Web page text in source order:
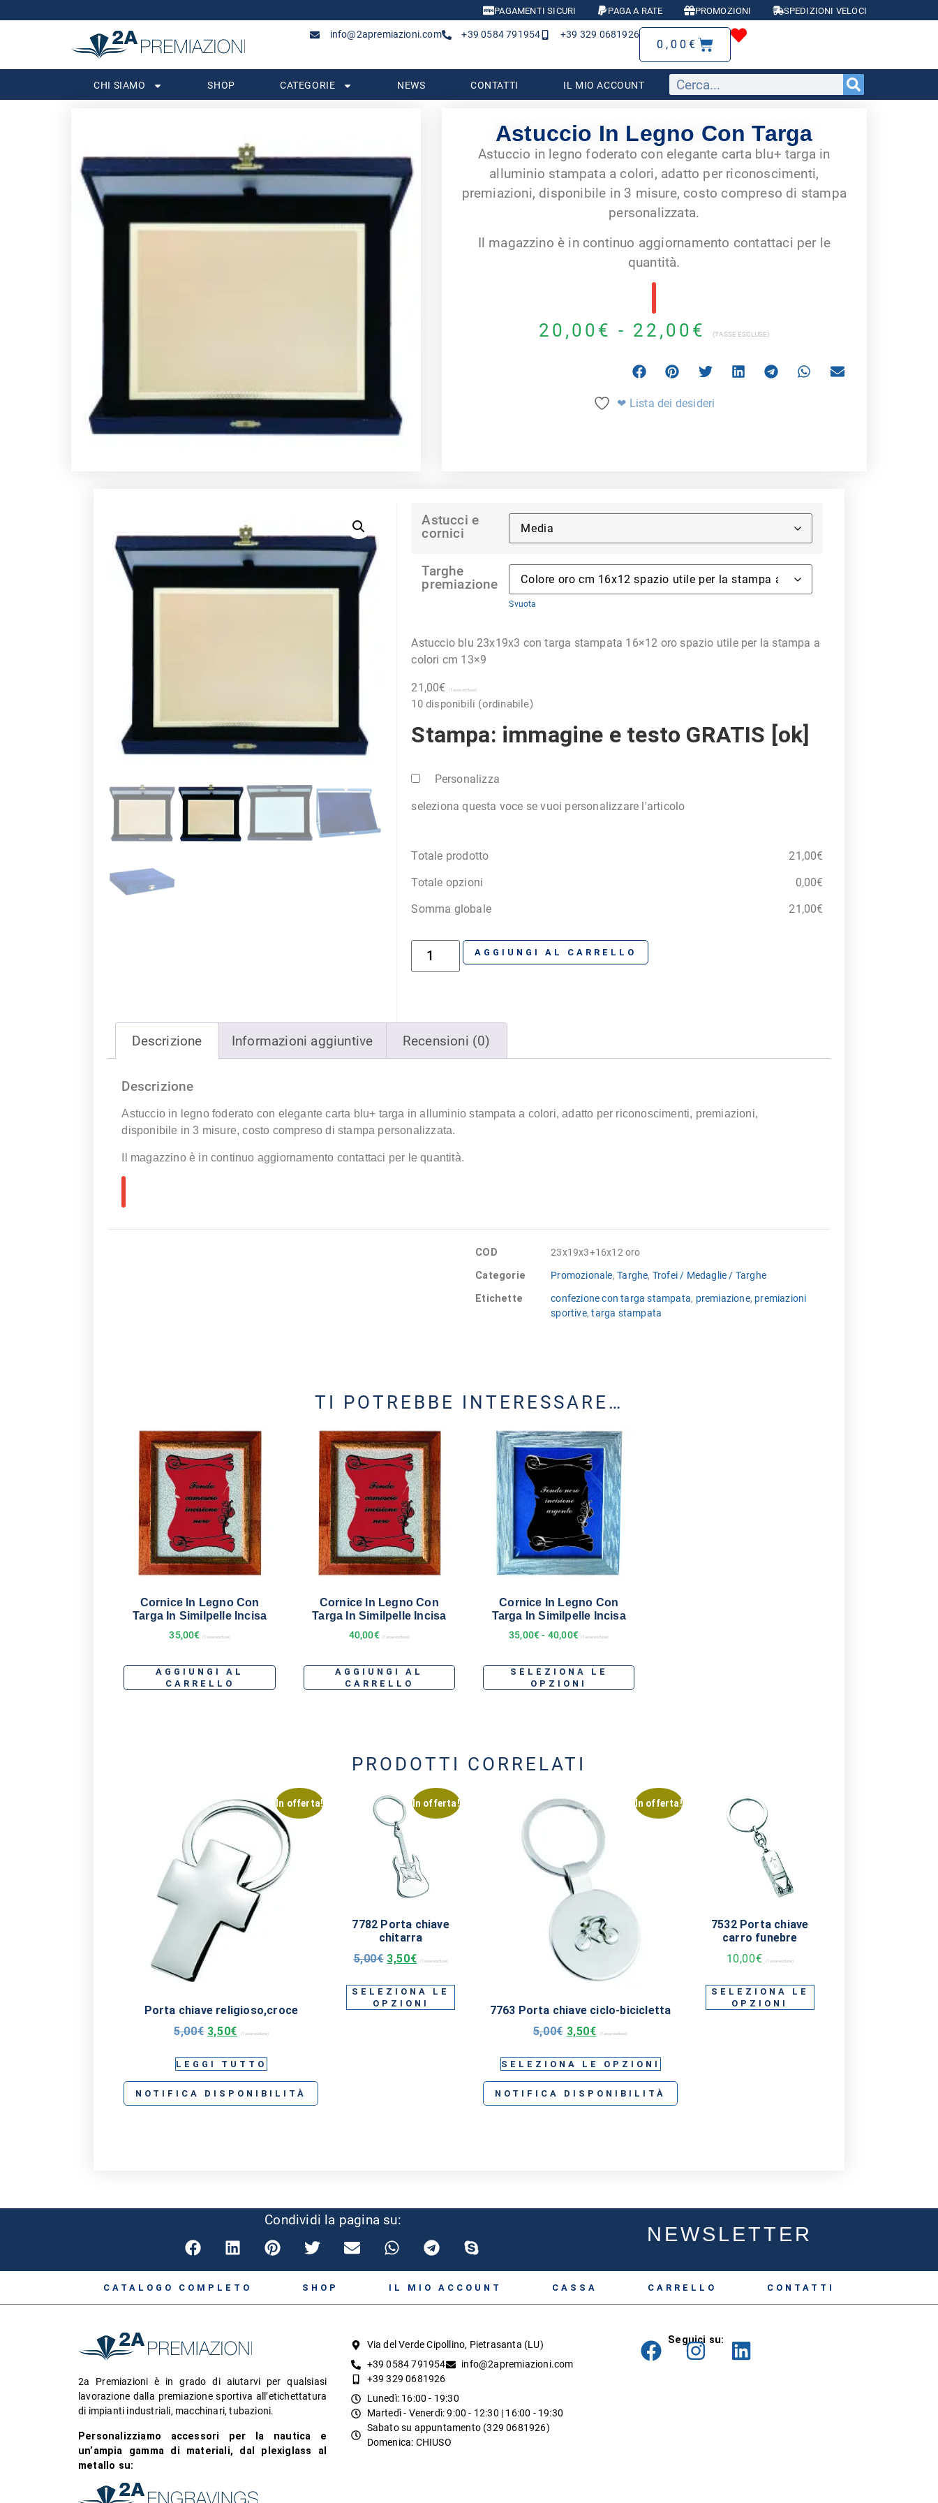
PAGAMENTI SICURI PAGA A RATE PROMOZIONI SPEDIZIONI VELOCI
info@2apremiazioni.com +39 0584 791954 +39 329 0681926
0,00 €
CHI SIAMO SHOP CATEGORIE NEWS CONTATTI IL MIO ACCOUNT
Astuccio In Legno Con Targa
Astuccio in legno foderato con elegante carta blu+ targa in
alluminio stampata a colori, adatto per riconoscimenti,
premiazioni, disponibile in 3 misure, costo compreso di stampa
personalizzata.
Il magazzino è in continuo aggiornamento contattaci per le
quantità.
20,00 € - 22,00 € (TASSE ESCLUSE)
❤ Lista dei desideri
Astucci e
cornici
Targhe
premiazione
Svuota
Astuccio blu 23x19x3 con targa stampata 16×12 oro spazio utile per la stampa a
colori cm 13×9
21,00€ (Tasse escluse)
10 disponibili (ordinabile)
Stampa: immagine e testo GRATIS [ok]
Personalizza
seleziona questa voce se vuoi personalizzare l'articolo
Totale prodotto 21,00€
Totale opzioni 0,00€
Somma globale 21,00€
AGGIUNGI AL CARRELLO
Descrizione Informazioni aggiuntive Recensioni (0)
Descrizione
Astuccio in legno foderato con elegante carta blu+ targa in alluminio stampata a colori, adatto per riconoscimenti, premiazioni,
disponibile in 3 misure, costo compreso di stampa personalizzata.
Il magazzino è in continuo aggiornamento contattaci per le quantità.
COD
23x19x3+16x12 oro
Categorie
Promozionale,Targhe, Trofei / Medaglie / Targhe
Etichette
confezione con targa stampata, premiazione, premiazioni
sportive,targa stampata
TI POTREBBE INTERESSARE…
Cornice In Legno Con
Targa In Similpelle Incisa
35,00€ (Tasse escluse)
AGGIUNGI AL
CARRELLO
Cornice In Legno Con
Targa In Similpelle Incisa
40,00€ (Tasse escluse)
AGGIUNGI AL
CARRELLO
Cornice In Legno Con
Targa In Similpelle Incisa
35,00€ - 40,00€ (Tasse escluse)
SELEZIONA LE
OPZIONI
PRODOTTI CORRELATI
In offerta!
Porta chiave religioso,croce
5,00€ 3,50€ (Tasse escluse)
LEGGI TUTTO
NOTIFICA DISPONIBILITÀ
In offerta!
7782 Porta chiave
chitarra
5,00€ 3,50€ (Tasse escluse)
SELEZIONA LE
OPZIONI
In offerta!
7763 Porta chiave ciclo-bicicletta
5,00€ 3,50€ (Tasse escluse)
SELEZIONA LE OPZIONI
NOTIFICA DISPONIBILITÀ
7532 Porta chiave
carro funebre
10,00€ (Tasse escluse)
SELEZIONA LE
OPZIONI
Condividi la pagina su:
NEWSLETTER
CATALOGO COMPLETO SHOP IL MIO ACCOUNT CASSA CARRELLO CONTATTI
2a Premiazioni è in grado di aiutarvi per qualsiasi
lavorazione dalla premiazione sportiva all’etichettatura
di impianti industriali, macchinari, tubazioni.
Personalizziamo accessori per la nautica e
un’ampia gamma di materiali, dal plexiglass al
metallo su:
Via del Verde Cipollino, Pietrasanta (LU)
+39 0584 791954
info@2apremiazioni.com
+39 329 0681926
Lunedì: 16:00 - 19:30
Martedì - Venerdì: 9:00 - 12:30 | 16:00 - 19:30
Sabato su appuntamento (329 0681926)
Domenica: CHIUSO
Seguici su: